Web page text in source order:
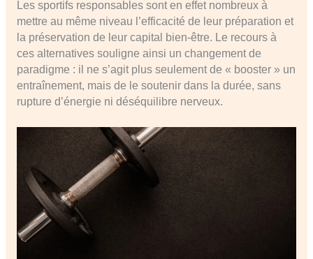
Les sportifs responsables sont en effet nombreux à
mettre au même niveau l’efficacité de leur préparation et
la préservation de leur capital bien-être. Le recours à
ces alternatives souligne ainsi un changement de
paradigme : il ne s’agit plus seulement de « booster » un
entraînement, mais de le soutenir dans la durée, sans
rupture d’énergie ni déséquilibre nerveux.